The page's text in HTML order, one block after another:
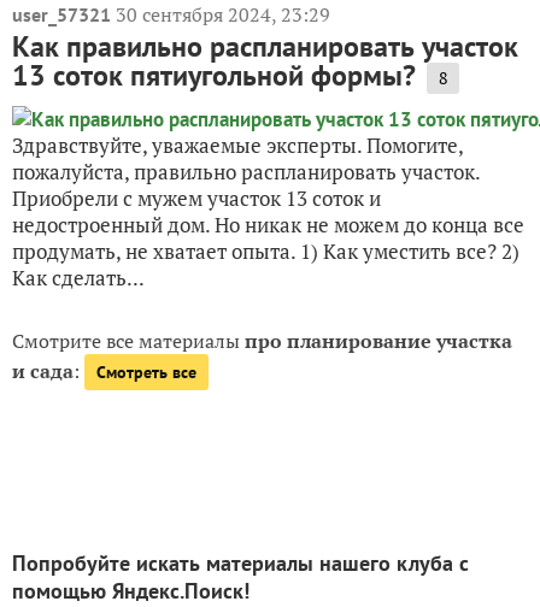
user_57321 30 сентября 2024, 23:29
Как правильно распланировать участок
13 соток пятиугольной формы? 8
Здравствуйте, уважаемые эксперты. Помогите,
пожалуйста, правильно распланировать участок.
Приобрели с мужем участок 13 соток и
недостроенный дом. Но никак не можем до конца все
продумать, не хватает опыта. 1) Как уместить все? 2)
Как сделать...
Смотрите все материалыпро планирование участка
и сада: Смотреть все
Попробуйте искать материалы нашего клуба с
помощью Яндекс.Поиск!